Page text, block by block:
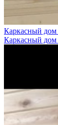
Каркасный дом
Каркасный